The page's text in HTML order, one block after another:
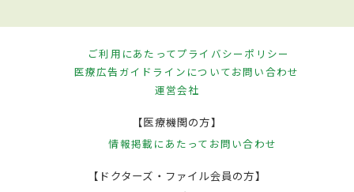
ご利用にあたってプライバシーポリシー
医療広告ガイドラインについてお問い合わせ
運営会社
【医療機関の方】
情報掲載にあたって お問い合わせ
【ドクターズ・ファイル会員の方】